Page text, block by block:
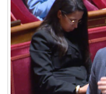
Playback Rate
Chapters
Chapters
Descriptions
descriptions
Subtitles
subtitles